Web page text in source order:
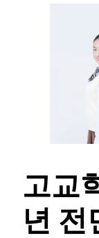
고교
년 전